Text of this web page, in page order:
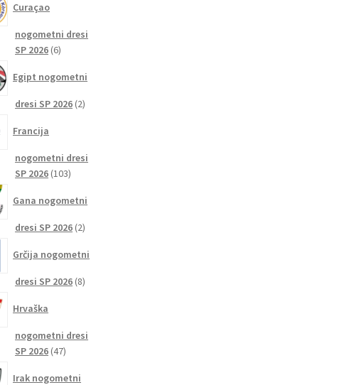
Curaçao
nogometni dresi
SP 2026 66
Egipt nogometni
dresi SP 2026 22
Francija
nogometni dresi
SP 2026 103103
Gana nogometni
dresi SP 2026 22
Grčija nogometni
dresi SP 2026 88
Hrvaška
nogometni dresi
SP 2026 4747
Irak nogometni